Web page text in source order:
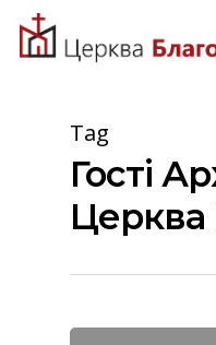
Skip
Tag
Гості
Церква